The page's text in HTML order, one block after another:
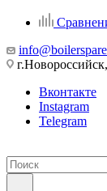
Вконтакте
Instagram
Telegram